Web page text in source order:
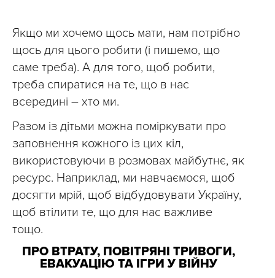
Якщо ми хочемо щось мати, нам потрібно
щось для цього робити (і пишемо, що
саме треба). А для того, щоб робити,
треба спиратися на те, що в нас
всередині – хто ми.
Разом із дітьми можна поміркувати про
заповнення кожного із цих кіл,
використовуючи в розмовах майбутнє, як
ресурс. Наприклад, ми навчаємося, щоб
досягти мрій, щоб відбудовувати Україну,
щоб втілити те, що для нас важливе
тощо.
ПРО ВТРАТУ, ПОВІТРЯНІ ТРИВОГИ,
ЕВАКУАЦІЮ ТА ІГРИ У ВІЙНУ